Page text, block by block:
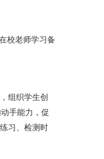
校老师学习备
组织学生创
手能力，促
习、检测时